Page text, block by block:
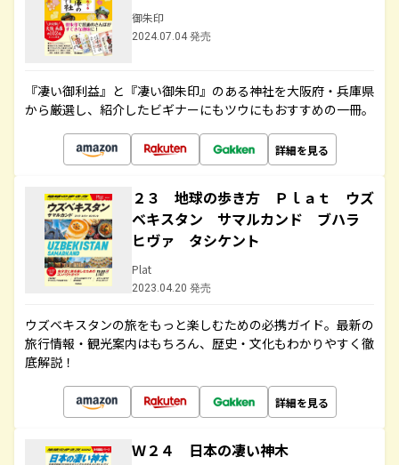
御朱印
2024.07.04 発売
『凄い御利益』と『凄い御朱印』のある神社を大阪府・兵庫県
から厳選し、紹介したビギナーにもツウにもおすすめの一冊。
詳細を見る
２３ 地球の歩き方 Ｐｌａｔ ウズ
ベキスタン サマルカンド ブハラ
ヒヴァ タシケント
Plat
2023.04.20 発売
ウズベキスタンの旅をもっと楽しむための必携ガイド。最新の
旅行情報・観光案内はもちろん、歴史・文化もわかりやすく徹
底解説！
詳細を見る
Ｗ２４ 日本の凄い神木